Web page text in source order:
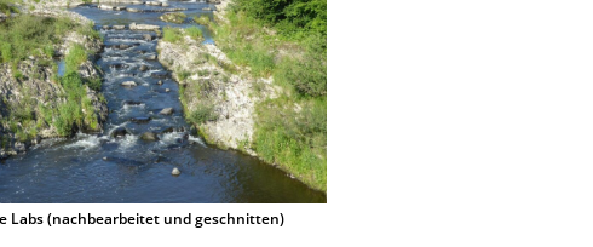
Labs (nachbearbeitet und geschnitten)